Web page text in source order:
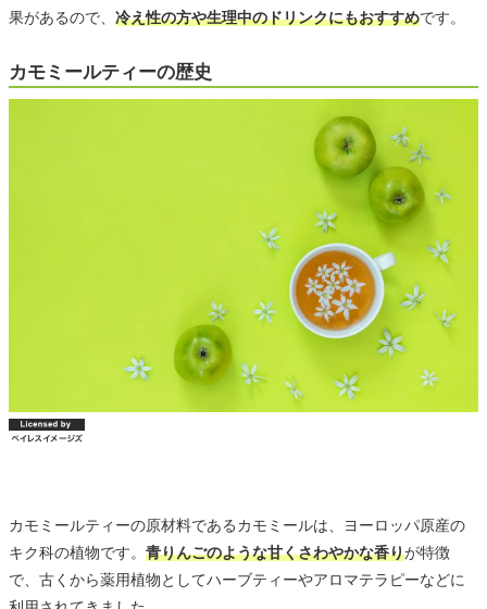
果があるので、 冷え性の方や生理中のドリンクにもおすすめです。
カモミールティーの歴史
カモミールティーの原材料であるカモミールは、ヨーロッパ原産の
キク科の植物です。 青りんごのような甘くさわやかな香りが特徴
で、古くから薬用植物としてハーブティーやアロマテラピーなどに